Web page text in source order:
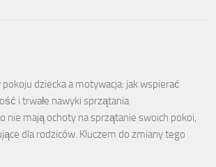
dziecka a motywacja: jak wspierać
i trwałe nawyki sprzątania
nie mają ochoty na sprzątanie swoich pokoi,
dla rodziców. Kluczem do zmiany tego